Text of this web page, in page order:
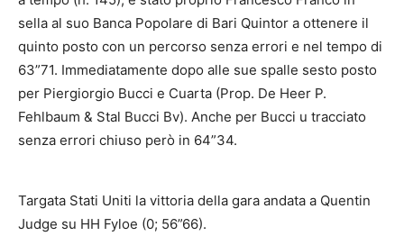
sella al suo Banca Popolare di Bari Quintor a ottenere il
quinto posto con un percorso senza errori e nel tempo di
63”71. Immediatamente dopo alle sue spalle sesto posto
per Piergiorgio Bucci e Cuarta (Prop. De Heer P.
Fehlbaum & Stal Bucci Bv). Anche per Bucci u tracciato
senza errori chiuso però in 64”34.
Targata Stati Uniti la vittoria della gara andata a Quentin
Judge su HH Fyloe (0; 56”66).